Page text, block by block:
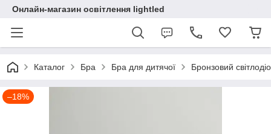
Онлайн-магазин освітлення lightled
Каталог Бра Бра для дитячої Бронзовий
–18%